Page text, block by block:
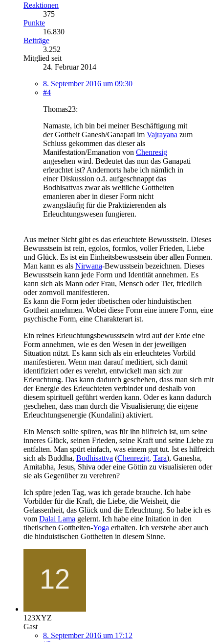
Reaktionen
375
Punkte
16.830
Beiträge
3.252
Mitglied seit
24. Februar 2014
8. September 2016 um 09:30
#4
Thomas23:
Namaste, ich bin bei meiner Beschäftigung mit
der Gottheit Ganesh/Ganapati im Vajrayana zum
Schluss gekommen das dieser als
Manifestation/Emanation von Chenresig
angesehen wird. Bedeutet das nun das Ganapati
erleuchtet ist? Andernorts habe ich nämlich in
einer Diskussion o.ä. aufgeschnappt das
Bodhisattvas zwar als weltliche Gottheiten
emanieren aber in dieser Form nicht
zwangsläufig für die Praktizierenden als
Erleuchtungswesen fungieren.
Aus meiner Sicht gibt es das erleuchtete Bewusstsein. Dieses
Bewusstsein ist rein, egolos, formlos, voller Frieden, Liebe
und Glück. Es ist ein Einheitsbewusstsein über allen Formen.
Man kann es als Nirwana-Bewusstsein bezeichnen. Dieses
Bewusstsein kann jede Form und Identität annehmen. Es
kann sich als Mann oder Frau, Mensch oder Tier, friedlich
oder zornvoll manifestieren.
Es kann die Form jeder tibetischen oder hinduistischen
Gottheit annehmen. Wobei diese Form eine innere Form, eine
psychische Form, eine Charakterart ist.
Ein reines Erleuchtungsbewusstsein wird auf der Erde eine
Form annehmen, wie es den Wesen in der jeweiligen
Situation nützt. Es kann sich als ein erleuchtetes Vorbild
manifestieren. Wenn man darauf meditiert, sich damit
identifiziert oder es verehrt, entwickelt man sich zur
Erleuchtung. Das kann dadurch geschehen, dass man sich mit
der Energie des Erleuchteten verbindet und deshalb von
diesem spirituell geführt werden kann. Oder es kann dadurch
geschehen, dass man durch die Visualisierung die eigene
Erleuchtungsenergie (Kundalini) aktiviert.
Ein Mensch sollte spüren, was für ihn hilfreich ist, um seine
inneres Glück, seinen Frieden, seine Kraft und seine Liebe zu
entfalten. Man spürt einfach, was einem gut tut. Ist es hilfreich
sich als Buddha, Bodhisattva (Chenrezig, Tara), Ganesha,
Amitabha, Jesus, Shiva oder eine Göttin zu visualisieren oder
sie als Gegenüber zu verehren?
Ich spüre jeden Tag, was ich gerade brauche. Ich habe
Vorbilder für die Kraft, die Liebe, die Weisheit, die
Gelassenheit, das Glück und die Erleuchtung. So habe ich es
vom Dalai Lama gelernt. Ich habe eine Initation in den
tibetischen Gottheiten-Yoga erhalten. Ich verstehe aber auch
die hinduistischen Gottheiten in diesem Sinne.
123XYZ
Gast
8. September 2016 um 17:12